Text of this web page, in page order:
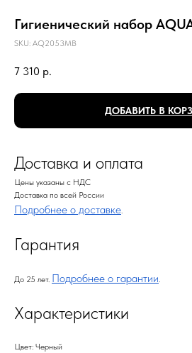
Гигиенический набор
SKU: AQ2053MB
7 310 р.
ДОБАВИТЬ В
Доставка и оплата
Цены указаны с НДС
Доставка по всей России
Подробнее о доставке.
Гарантия
До 25 лет. Подробнее о гарантии.
Характеристики
Цвет: Черный